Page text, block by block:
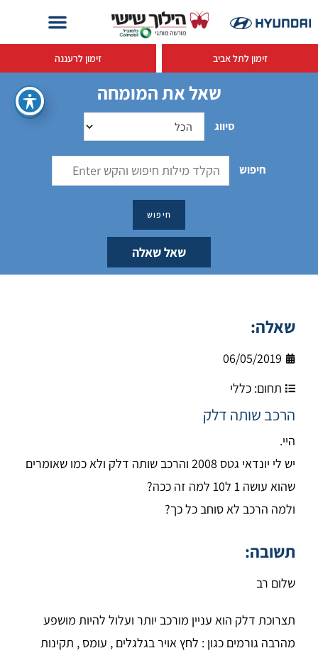
זימון לתל אביב זימון לרעננה
שאל את המומחה
סיווג
חיפוש
שאל שאלה
שאלה:
06/05/2019
תחום: כללי
הרכב שותה דלק
היי.
יש לי יונדאי גטס 2008 והרכב שותה דלק ולא כמו שאומרים
שהוא עושה 1 ל10 למה זה ככה?
ולמה הרכב לא סוחב כל כך?
תשובה:
שלום רב
תצרוכת דלק הוא עניין מורכב יותר ועלול להיות מושפע
מהרבה גורמים כגון : לחץ אויר בגלגלים , עומס , תקינות